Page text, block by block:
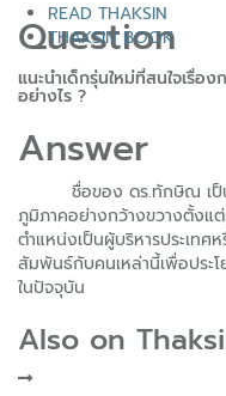
READ THAKSIN
THAKSIN BOOK
Question
แนะนำเด็กรุ่นใหม่ที่สนใจเรื่อ
อย่างไร ?
Answer
ชื่อของ ดร.ทักษิณ เป็นที่
ภูมิภาคอย่างกว้างขวางตั้งแ
ตำแหน่งเป็นผู้บริหารประเทศ
สัมพันธ์กับคนเหล่านี้เพื่อประ
ในปัจจุบัน
Also on